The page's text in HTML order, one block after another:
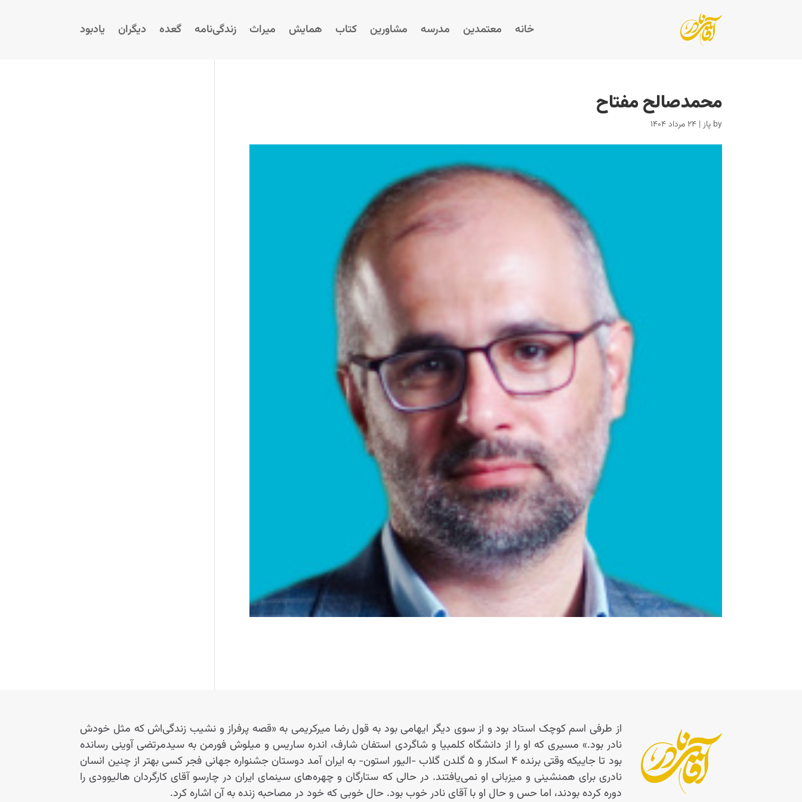
خانه معتمدین مدرسه مشاورین کتاب همایش‌ میراث زندگی‌نامه گعده دیگران یادبود
محمدصالح مفتاح
by پاز|۲۴ مرداد ۱۴۰۴
از طرفی اسم کوچک استاد بود و از سوی دیگر ایهامی بود به قول رضا میرکریمی به «قصه پرفراز و نشیب زندگی‌اش که مثل خودش
نادر بود.» مسیری که او را از دانشگاه کلمبیا و شاگردی استفان شارف، اندره ساریس و میلوش فورمن به سیدمرتضی آوینی رسانده
بود تا جاییکه وقتی برنده ۴ اسکار و ۵ گلدن گلاب -الیور استون- به ایران آمد دوستان جشنواره جهانی فجر کسی بهتر از چنین انسان
نادری برای همنشینی و میزبانی او نمی‌یافتند. در حالی‌ که ستارگان و چهره‌های سینمای ایران در چارسو آقای کارگردان هالیوودی را
دوره کرده بودند، اما حس و حال او با آقای نادر خوب بود. حال خوبی که خود در مصاحبه زنده به آن اشاره کرد.